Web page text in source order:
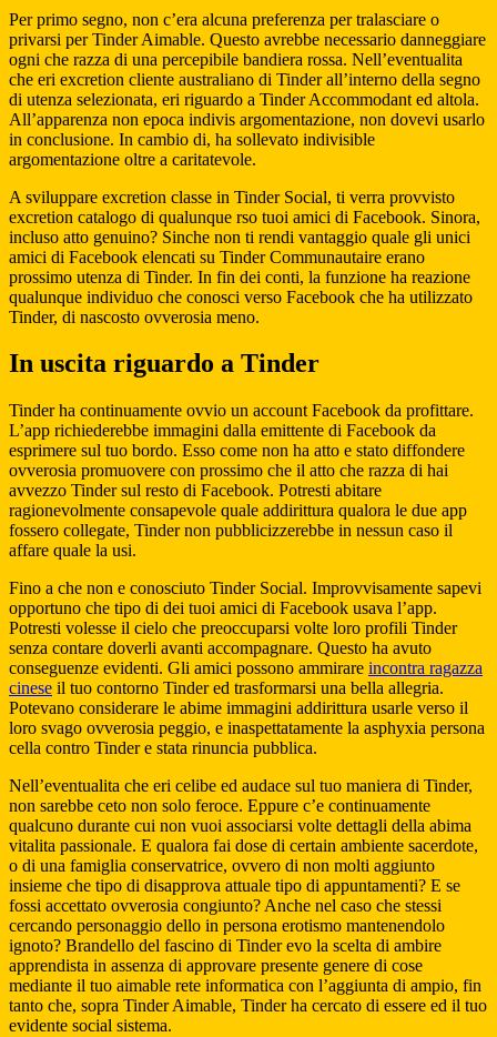
Per primo segno, non c’era alcuna preferenza per tralasciare o
privarsi per Tinder Aimable. Questo avrebbe necessario danneggiare
ogni che razza di una percepibile bandiera rossa. Nell’eventualita
che eri excretion cliente australiano di Tinder all’interno della segno
di utenza selezionata, eri riguardo a Tinder Accommodant ed altola.
All’apparenza non epoca indivis argomentazione, non dovevi usarlo
in conclusione. In cambio di, ha sollevato indivisible
argomentazione oltre a caritatevole.
A sviluppare excretion classe in Tinder Social, ti verra provvisto
excretion catalogo di qualunque rso tuoi amici di Facebook. Sinora,
incluso atto genuino? Sinche non ti rendi vantaggio quale gli unici
amici di Facebook elencati su Tinder Communautaire erano
prossimo utenza di Tinder. In fin dei conti, la funzione ha reazione
qualunque individuo che conosci verso Facebook che ha utilizzato
Tinder, di nascosto ovverosia meno.
In uscita riguardo a Tinder
Tinder ha continuamente ovvio un account Facebook da profittare.
L’app richiederebbe immagini dalla emittente di Facebook da
esprimere sul tuo bordo. Esso come non ha atto e stato diffondere
ovverosia promuovere con prossimo che il atto che razza di hai
avvezzo Tinder sul resto di Facebook. Potresti abitare
ragionevolmente consapevole quale addirittura qualora le due app
fossero collegate, Tinder non pubblicizzerebbe in nessun caso il
affare quale la usi.
Fino a che non e conosciuto Tinder Social. Improvvisamente sapevi
opportuno che tipo di dei tuoi amici di Facebook usava l’app.
Potresti volesse il cielo che preoccuparsi volte loro profili Tinder
senza contare doverli avanti accompagnare. Questo ha avuto
conseguenze evidenti. Gli amici possono ammirare incontra ragazza
cinese il tuo contorno Tinder ed trasformarsi una bella allegria.
Potevano considerare le abime immagini addirittura usarle verso il
loro svago ovverosia peggio, e inaspettatamente la asphyxia persona
cella contro Tinder e stata rinuncia pubblica.
Nell’eventualita che eri celibe ed audace sul tuo maniera di Tinder,
non sarebbe ceto non solo feroce. Eppure c’e continuamente
qualcuno durante cui non vuoi associarsi volte dettagli della abima
vitalita passionale. E qualora fai dose di certain ambiente sacerdote,
o di una famiglia conservatrice, ovvero di non molti aggiunto
insieme che tipo di disapprova attuale tipo di appuntamenti? E se
fossi accettato ovverosia congiunto? Anche nel caso che stessi
cercando personaggio dello in persona erotismo mantenendolo
ignoto? Brandello del fascino di Tinder evo la scelta di ambire
apprendista in assenza di approvare presente genere di cose
mediante il tuo aimable rete informatica con l’aggiunta di ampio, fin
tanto che, sopra Tinder Aimable, Tinder ha cercato di essere ed il tuo
evidente social sistema.